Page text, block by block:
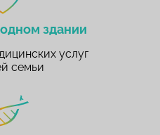
здании
услуг
семьи